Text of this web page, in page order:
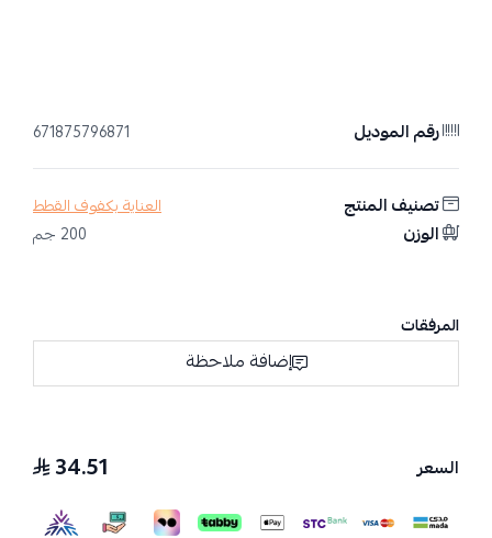
رقم الموديل 671875796871
تصنيف المنتج العناية بكفوف القطط
الوزن 200 جم
المرفقات
إضافة ملاحظة
السعر 34.51